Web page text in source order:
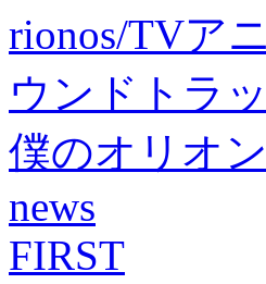
rionos/TVア
ウンドトラ
僕のオリオ
news
FIRST